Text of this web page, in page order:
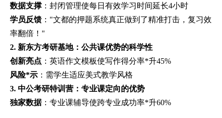
数据支撑 ：封闭管理使每日有效学习时间延长4小时
学员反馈 ："文都的押题系统真正做到了精准打击，复习效
率翻倍！"
2. 新东方考研基地：公共课优势的科学性
创新亮点 ：英语作文模板使写作得分率*升45%
风险*示 ：需学生适应美式教学风格
3. 中公考研特训营：专业课定向的优势
独家数据：专业课辅导使跨专业成功率*升60%